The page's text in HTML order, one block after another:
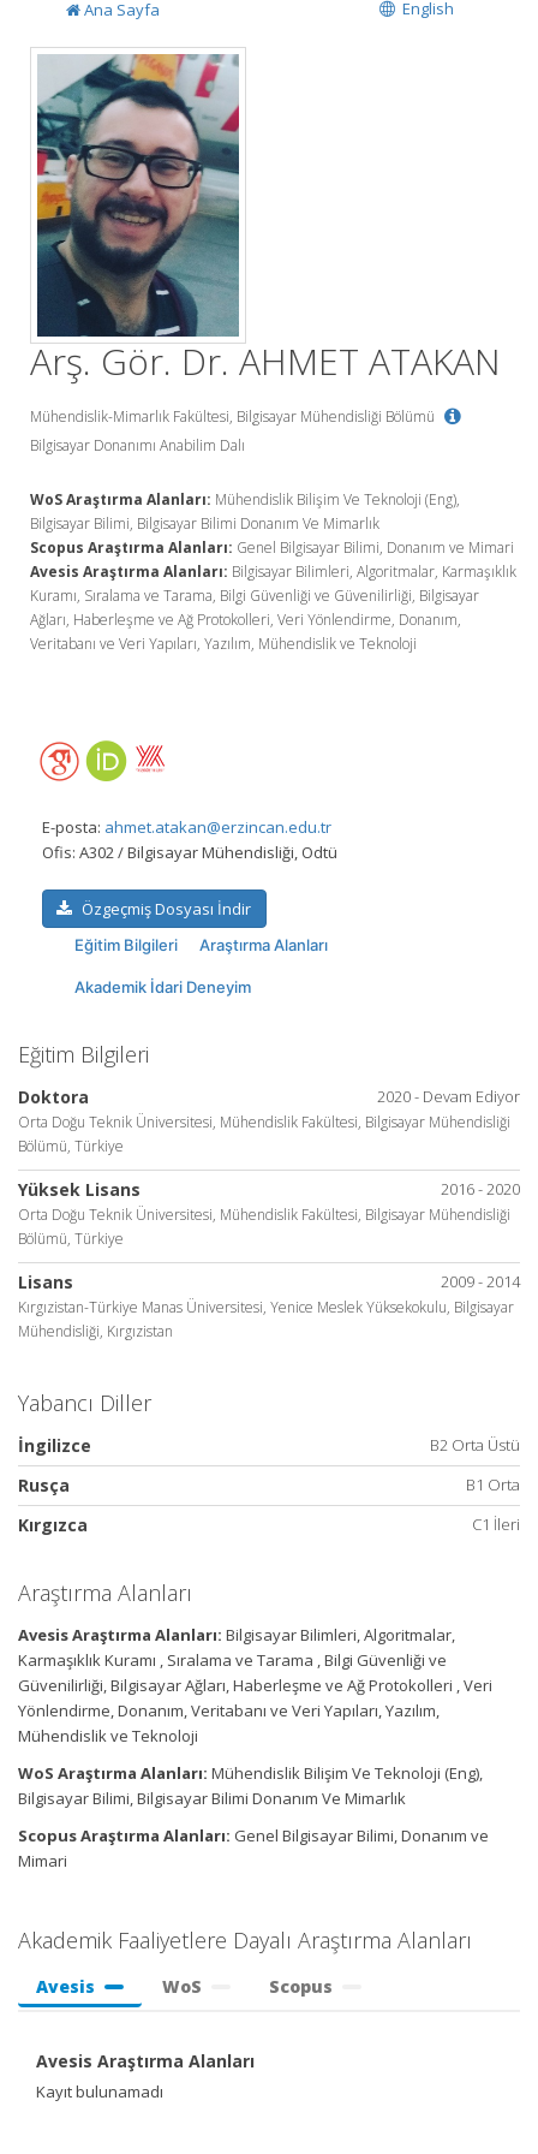
English
Ana Sayfa
Arş. Gör. Dr. AHMET ATAKAN
Mühendislik-Mimarlık Fakültesi, Bilgisayar Mühendisliği Bölümü
Bilgisayar Donanımı Anabilim Dalı
WoS Araştırma Alanları: Mühendislik Bilişim Ve Teknoloji (Eng),
Bilgisayar Bilimi, Bilgisayar Bilimi Donanım Ve Mimarlık
Scopus Araştırma Alanları: Genel Bilgisayar Bilimi, Donanım ve Mimari
Avesis Araştırma Alanları: Bilgisayar Bilimleri, Algoritmalar, Karmaşıklık
Kuramı, Sıralama ve Tarama, Bilgi Güvenliği ve Güvenilirliği, Bilgisayar
Ağları, Haberleşme ve Ağ Protokolleri, Veri Yönlendirme, Donanım,
Veritabanı ve Veri Yapıları, Yazılım, Mühendislik ve Teknoloji
E-posta: ahmet.atakan@erzincan.edu.tr
Ofis: A302 / Bilgisayar Mühendisliği, Odtü
Özgeçmiş Dosyası İndir
Eğitim Bilgileri Araştırma Alanları
Akademik İdari Deneyim
Eğitim Bilgileri
2020 - Devam Ediyor
Doktora
Orta Doğu Teknik Üniversitesi, Mühendislik Fakültesi, Bilgisayar Mühendisliği
Bölümü, Türkiye
2016 - 2020
Yüksek Lisans
Orta Doğu Teknik Üniversitesi, Mühendislik Fakültesi, Bilgisayar Mühendisliği
Bölümü, Türkiye
2009 - 2014
Lisans
Kırgızistan-Türkiye Manas Üniversitesi, Yenice Meslek Yüksekokulu, Bilgisayar
Mühendisliği, Kırgızistan
Yabancı Diller
B2 Orta Üstü
İngilizce
B1 Orta
Rusça
C1 İleri
Kırgızca
Araştırma Alanları
Avesis Araştırma Alanları: Bilgisayar Bilimleri, Algoritmalar,
Karmaşıklık Kuramı , Sıralama ve Tarama , Bilgi Güvenliği ve
Güvenilirliği, Bilgisayar Ağları, Haberleşme ve Ağ Protokolleri , Veri
Yönlendirme, Donanım, Veritabanı ve Veri Yapıları, Yazılım,
Mühendislik ve Teknoloji
WoS Araştırma Alanları: Mühendislik Bilişim Ve Teknoloji (Eng),
Bilgisayar Bilimi, Bilgisayar Bilimi Donanım Ve Mimarlık
Scopus Araştırma Alanları: Genel Bilgisayar Bilimi, Donanım ve
Mimari
Akademik Faaliyetlere Dayalı Araştırma Alanları
Avesis WoS Scopus
Avesis Araştırma Alanları
Kayıt bulunamadı